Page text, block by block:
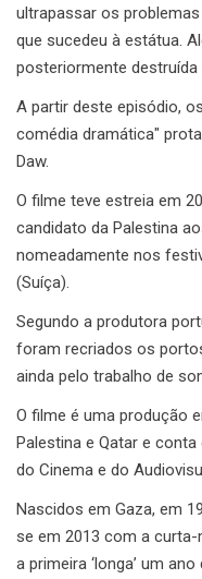
ultrapassar os
que sucedeu à estátua.
posteriormente destruída
A partir deste episódio,
comédia dramática"
Daw.
O filme teve estreia em
candidato da Palestina
nomeadamente nos
(Suíça).
Segundo a produtora
foram recriados os
ainda pelo trabalho de
O filme é uma produção
Palestina e Qatar e
do Cinema e do
Nascidos em Gaza, em
se em 2013 com a
a primeira ‘longa’ um